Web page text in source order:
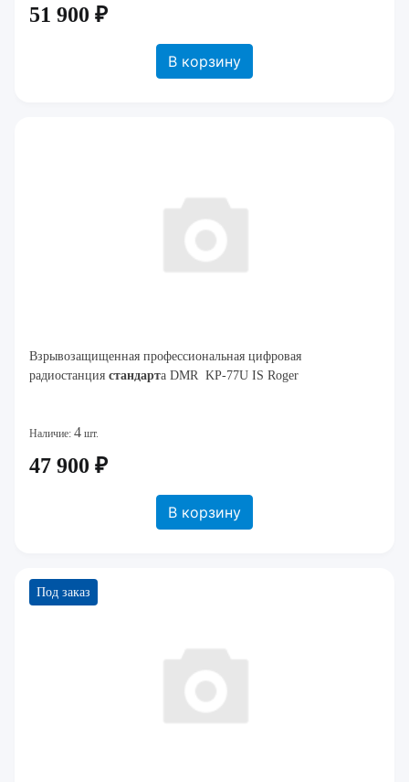
51 900 ₽
В корзину
Взрывозащищенная профессиональная цифровая
радиостанция стандарта DMR KP-77U IS Roger
Наличие: 4 шт.
47 900 ₽
В корзину
Под заказ